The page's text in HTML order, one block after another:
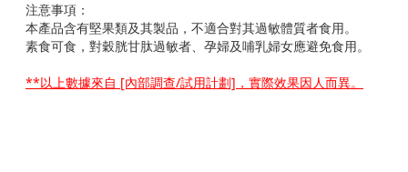
注意事項：
本產品含有堅果類及其製品，不適合對其過敏體質者食用。
素食可食，對穀胱甘肽過敏者、孕婦及哺乳婦女應避免食用。
**以上數據來自 [內部調查/試用計劃]，實際效果因人而異。